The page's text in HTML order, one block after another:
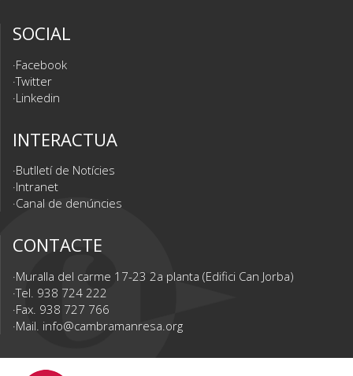
SOCIAL
Facebook
Twitter
Linkedin
INTERACTUA
Butlletí de Notícies
Intranet
Canal de denúncies
CONTACTE
Muralla del carme 17-23 2a planta (Edifici Can Jorba)
Tel. 938 724 222
Fax. 938 727 766
Mail. info@cambramanresa.org